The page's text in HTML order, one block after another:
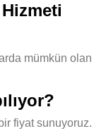
Hizmeti
mümkün olan
fiyat sunuyoruz.